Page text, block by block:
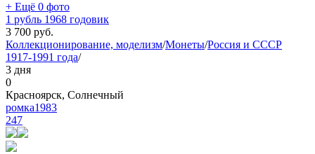
+ Ещё 0 фото
1 рубль 1968 годовик
3 700 руб.
Коллекционирование, моделизм/Монеты/Россия и СССР
1917-1991 года/
3 дня
0
Красноярск, Солнечный
ромка1983
247